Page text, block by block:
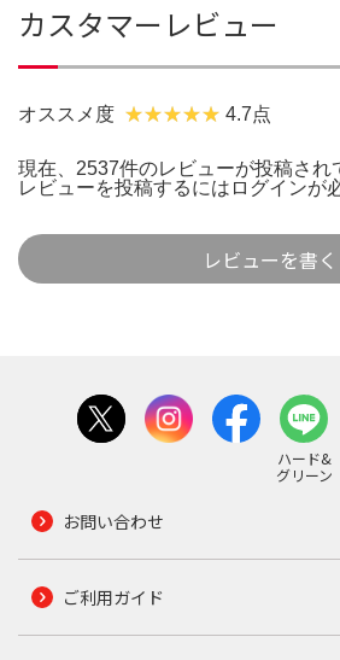
カスタマーレビュー
オススメ度 4.7点
現在、2537件のレビューが投稿され
レビューを投稿するには ログインが
レビューを書く
ハード&
グリーン
お問い合わせ
ご利用ガイド